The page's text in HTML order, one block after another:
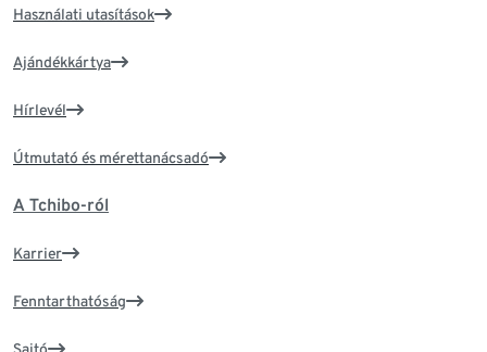
Használati utasítások
Ajándékkártya
Hírlevél
Útmutató és mérettanácsadó
A Tchibo-ról
Karrier
Fenntarthatóság